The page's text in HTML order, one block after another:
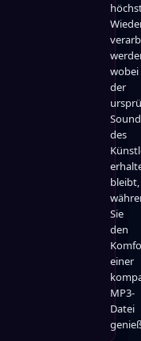
wobei
der
Sound
des
bleibt,
Sie
den
einer
MP3-
Datei